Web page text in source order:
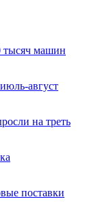
машин
август
на треть
поставки